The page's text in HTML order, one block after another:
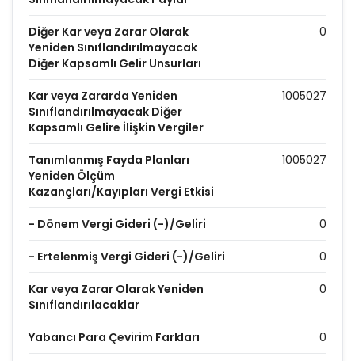
Diğer Kar veya Zarar Olarak
Yeniden Sınıflandırılmayacak
Diğer Kapsamlı Gelir Unsurları
0
Kar veya Zararda Yeniden
Sınıflandırılmayacak Diğer
Kapsamlı Gelire İlişkin Vergiler
1005027
Tanımlanmış Fayda Planları
Yeniden Ölçüm
Kazançları/Kayıpları Vergi Etkisi
1005027
- Dönem Vergi Gideri (-)/Geliri 0
- Ertelenmiş Vergi Gideri (-)/Geliri 0
Kar veya Zarar Olarak Yeniden
Sınıflandırılacaklar
0
Yabancı Para Çevirim Farkları 0